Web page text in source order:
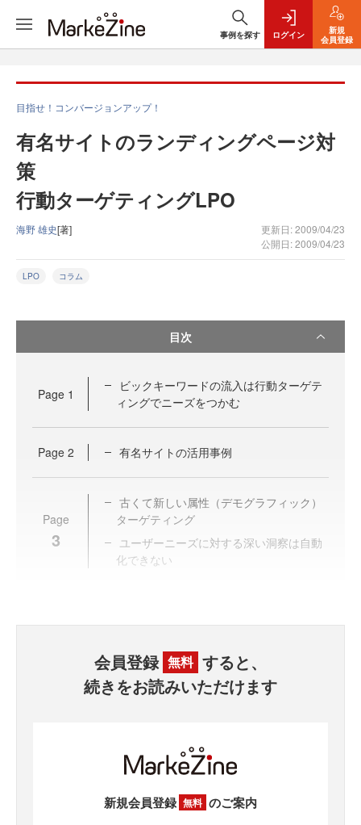
事例を探す ログイン
新規
会員登録
目指せ！コンバージョンアップ！
有名サイトのランディングページ対
策
行動ターゲティングLPO
海野 雄史[著]
更新日: 2009/04/23
公開日: 2009/04/23
LPO コラム
目次
Page 1
ビックキーワードの流入は行動ターゲテ
ィングでニーズをつかむ
Page 2 有名サイトの活用事例
Page
3
古くて新しい属性（デモグラフィック）
ターゲティング
ユーザーニーズに対する深い洞察は自動
化できない
会員登録 無料 すると、
続きをお読みいただけます
新規会員登録 無料 のご案内